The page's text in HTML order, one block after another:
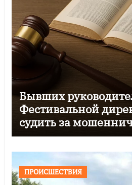
Бывших
Фестивальной
судить за
ПРОИСШЕСТВИЯ